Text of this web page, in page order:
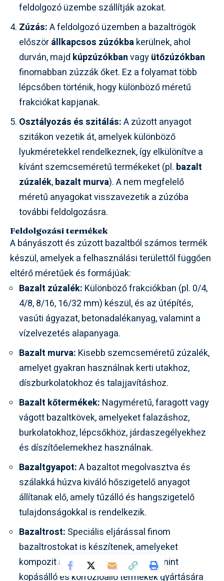
feldolgozó üzembe szállítják azokat.
Zúzás:A feldolgozó üzemben a bazaltrögök
előszörállkapcsos zúzókbakerülnek, ahol
durván, majd kúpzúzókbanvagyütőzúzókban
finomabban zúzzák őket. Ez a folyamat több
lépcsőben történik, hogy különböző méretű
frakciókat kapjanak.
Osztályozás és szitálás:A zúzott anyagot
szitákon vezetik át, amelyek különböző
lyukméretekkel rendelkeznek, így elkülönítve a
kívánt szemcseméretű termékeket (pl. bazalt
zúzalék,bazalt murva). A nem megfelelő
méretű anyagokat visszavezetik a zúzóba
további feldolgozásra.
Feldolgozási termékek
A bányászott és zúzott bazaltból számos termék
készül, amelyek a felhasználási területtől függően
eltérő méretűek és formájúak:
Bazalt zúzalék: Különböző frakciókban (pl. 0/4,
4/8, 8/16, 16/32 mm) készül, és az útépítés,
vasúti ágyazat, betonadalékanyag, valamint a
vízelvezetés alapanyaga.
Bazalt murva: Kisebb szemcseméretű zúzalék,
amelyet gyakran használnak kerti utakhoz,
díszburkolatokhoz és talajjavításhoz.
Bazalt kőtermékek: Nagyméretű, faragott vagy
vágott bazaltkövek, amelyeket falazáshoz,
burkolatokhoz, lépcsőkhöz, járdaszegélyekhez
és díszítőelemekhez használnak.
Bazaltgyapot:A bazaltot megolvasztva és
szálakká húzva kiváló hőszigetelő anyagot
állítanak elő, amely tűzálló és hangszigetelő
tulajdonságokkal is rendelkezik.
Bazaltrost: Speciális eljárással finom
bazaltrostokat is készítenek, amelyeket
kompozit anyagok erősítésére, valamint
kopásálló és korrózióálló termékek gyártására